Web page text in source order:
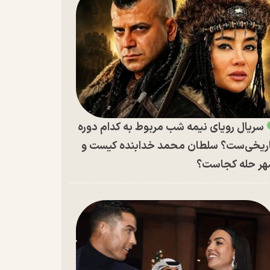
سریال رویای نیمه شب مربوط به کدام دوره
سلطان محمد خدابنده کیست و
حله کجاست؟